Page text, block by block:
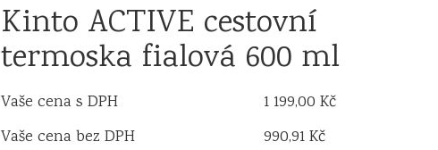
Kinto ACTIVE cestovní
termoska fialová 600 ml
Vaše cena s DPH
1 199,00 Kč
Vaše cena bez DPH
990,91 Kč